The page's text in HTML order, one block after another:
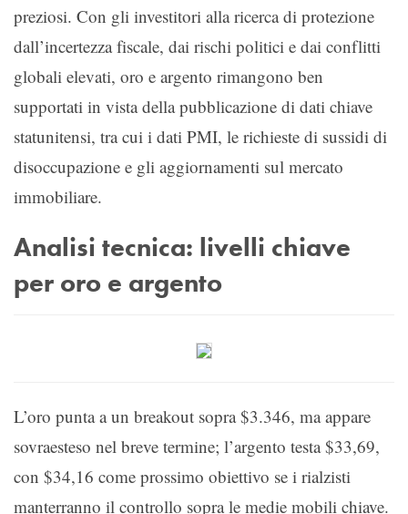
preziosi. Con gli investitori alla ricerca di protezione
dall’incertezza fiscale, dai rischi politici e dai conflitti
globali elevati, oro e argento rimangono ben
supportati in vista della pubblicazione di dati chiave
statunitensi, tra cui i dati PMI, le richieste di sussidi di
disoccupazione e gli aggiornamenti sul mercato
immobiliare.
Analisi tecnica: livelli chiave
per oro e argento
L’oro punta a un breakout sopra $3.346, ma appare
sovraesteso nel breve termine; l’argento testa $33,69,
con $34,16 come prossimo obiettivo se i rialzisti
manterranno il controllo sopra le medie mobili chiave.